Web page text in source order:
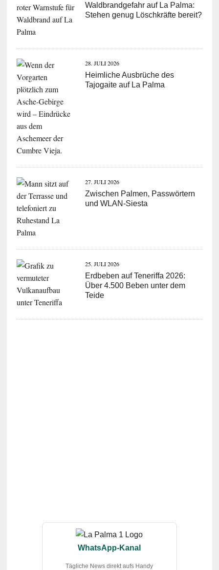
Waldbrandgefahr auf La Palma:
Stehen genug Löschkräfte bereit?
28. JULI 2026
Heimliche Ausbrüche des
Tajogaite auf La Palma
27. JULI 2026
Zwischen Palmen, Passwörtern
und WLAN-Siesta
25. JULI 2026
Erdbeben auf Teneriffa 2026:
Über 4.500 Beben unter dem
Teide
WhatsApp-Kanal
Tägliche News direkt aufs Handy